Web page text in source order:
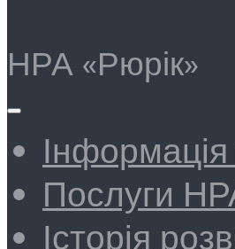
НРА «Рюрік»
Послуги
Історія